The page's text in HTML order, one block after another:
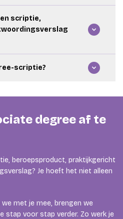
en beschikbaarheid.
structuur, taal, rode draad,
conclusie.
scriptie,
het gratis adviesgesprek.
scriptie?
afstudeeropdracht.
zijn. De exacte
degree af te
beroepsproduct, praktijkgericht
Je hoeft het niet alleen
met je mee, brengen we
stap voor stap verder. Zo werk je